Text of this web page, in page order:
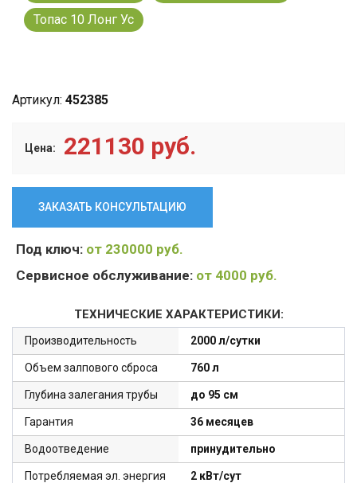
Топас 10 Лонг Ус
Артикул: 452385
Цена: 221130 руб.
ЗАКАЗАТЬ КОНСУЛЬТАЦИЮ
Под ключ: от 230000 руб.
Сервисное обслуживание: от 4000 руб.
ТЕХНИЧЕСКИЕ ХАРАКТЕРИСТИКИ:
Производительность 2000 л/сутки
Объем залпового сброса 760 л
Глубина залегания трубы до 95 см
Гарантия 36 месяцев
Водоотведение принудительно
Потребляемая эл. энергия 2 кВт/сут